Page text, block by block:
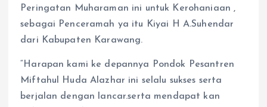
Peringatan Muharaman ini untuk Kerohaniaan ,
sebagai Penceramah ya itu Kiyai H A.Suhendar
dari Kabupaten Karawang.
“Harapan kami ke depannya Pondok Pesantren
Miftahul Huda Alazhar ini selalu sukses serta
berjalan dengan lancar.serta mendapat kan